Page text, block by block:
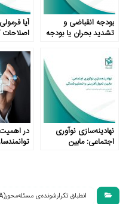
بودجه انقباضی و
تشدید بحران یا بودجه
بحران؟!
آیا
اصلاحات
نهادینه‌سازی نوآوری
اجتماعی: مابین
در
انطباق تکرارشونده‌ی مسئله‌محور(PDIA)